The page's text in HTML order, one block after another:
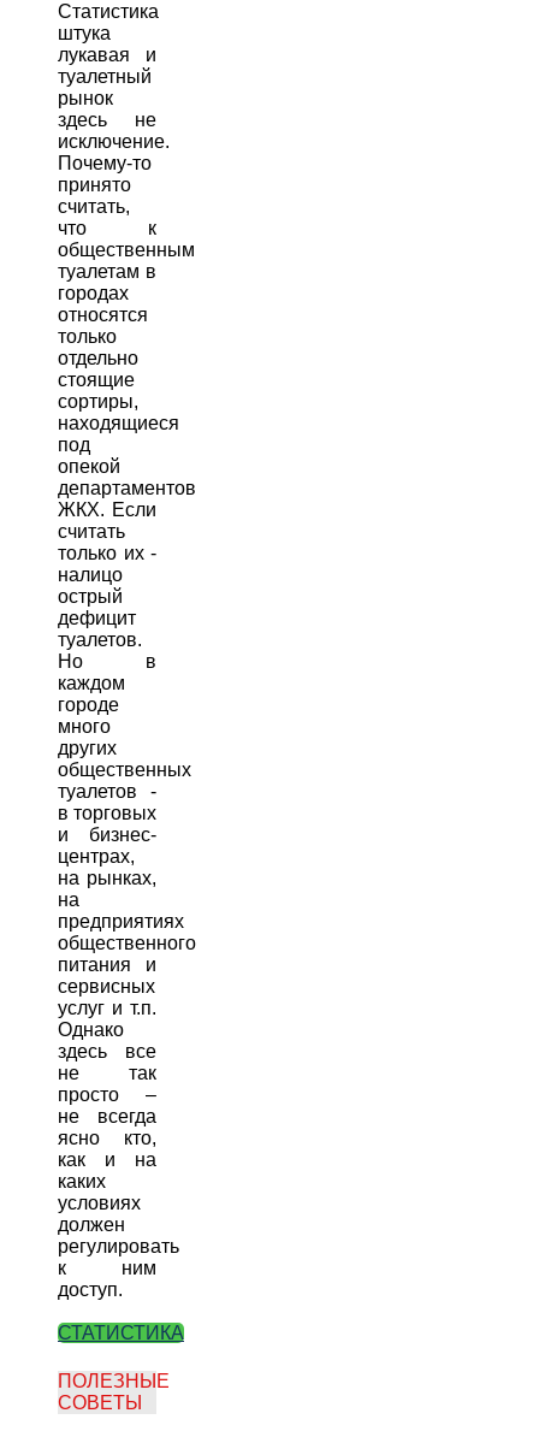
Статистика
штука
лукавая и
туалетный
рынок
здесь не
исключение.
Почему-то
принято
считать,
что к
общественным
туалетам в
городах
относятся
только
отдельно
стоящие
сортиры,
находящиеся
под
опекой
департаментов
ЖКХ. Если
считать
только их -
налицо
острый
дефицит
туалетов.
Но в
каждом
городе
много
других
общественных
туалетов -
в торговых
и бизнес-
центрах,
на рынках,
на
предприятиях
общественного
питания и
сервисных
услуг и т.п.
Однако
здесь все
не так
просто –
не всегда
ясно кто,
как и на
каких
условиях
должен
регулировать
к ним
доступ.
СТАТИСТИКА
ПОЛЕЗНЫЕ
СОВЕТЫ